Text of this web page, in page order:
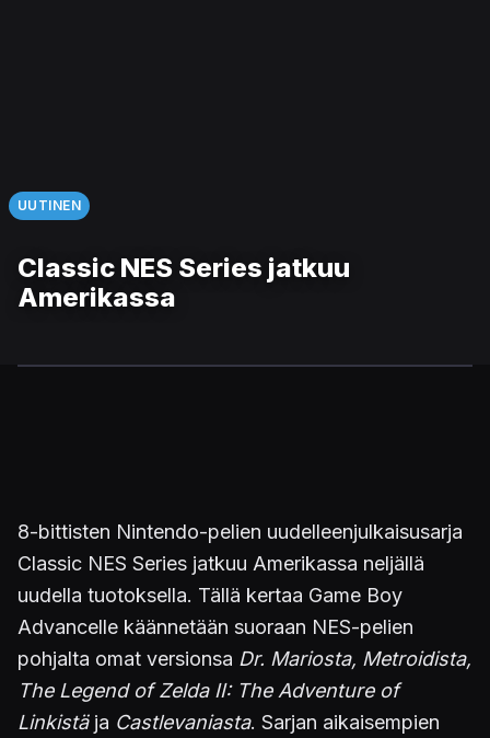
UUTINEN
Classic NES Series jatkuu
Amerikassa
8-bittisten Nintendo-pelien uudelleenjulkaisusarja
Classic NES Series jatkuu Amerikassa neljällä
uudella tuotoksella. Tällä kertaa Game Boy
Advancelle käännetään suoraan NES-pelien
pohjalta omat versionsa Dr. Mariosta, Metroidista,
The Legend of Zelda II: The Adventure of
Linkistäja Castlevaniasta. Sarjan aikaisempien